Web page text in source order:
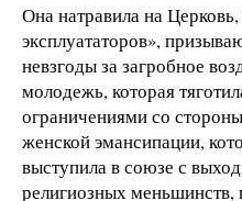
Она натравила на
эксплуататоров»,
невзгоды за загробное
молодежь, которая
ограничениями со
женской эмансипации,
выступила в союзе с
религиозных